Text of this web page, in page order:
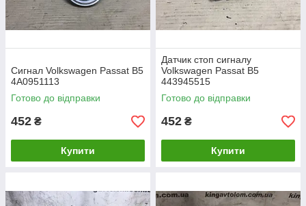
Сигнал Volkswagen Passat B5
4A0951113
Готово до відправки
452 ₴
Купити
Датчик стоп сигналу
Volkswagen Passat B5
443945515
Готово до відправки
452 ₴
Купити